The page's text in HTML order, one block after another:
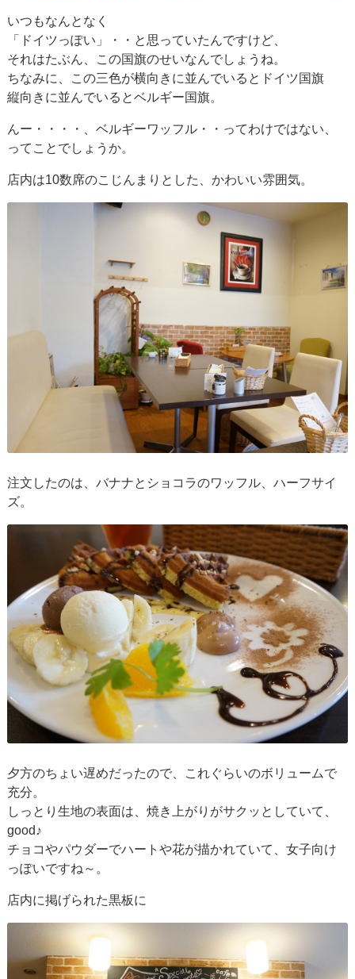
いつもなんとなく
「ドイツっぽい」・・と思っていたんですけど、
それはたぶん、この国旗のせいなんでしょうね。
ちなみに、この三色が横向きに並んでいるとドイツ国旗
縦向きに並んでいるとベルギー国旗。
んー・・・・、ベルギーワッフル・・ってわけではない、
ってことでしょうか。
店内は10数席のこじんまりとした、かわいい雰囲気。
注文したのは、バナナとショコラのワッフル、ハーフサイ
ズ。
夕方のちょい遅めだったので、これぐらいのボリュームで
充分。
しっとり生地の表面は、焼き上がりがサクッとしていて、
good♪
チョコやパウダーでハートや花が描かれていて、女子向け
っぽいですね～。
店内に掲げられた黒板に